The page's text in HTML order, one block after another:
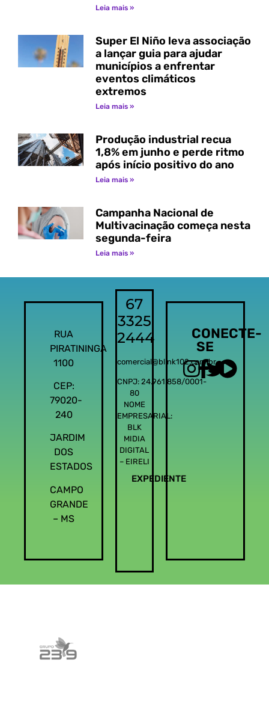
Leia mais »
Super El Niño leva associação
a lançar guia para ajudar
municípios a enfrentar
eventos climáticos
extremos
Leia mais »
Produção industrial recua
1,8% em junho e perde ritmo
após início positivo do ano
Leia mais »
Campanha Nacional de
Multivacinação começa nesta
segunda-feira
Leia mais »
RUA
PIRATININGA
1100
CEP:
79020-
240
JARDIM
DOS
ESTADOS
CAMPO
GRANDE
– MS
67
3325
2444
comercial@blink102.com.br
CNPJ: 24.961.858/0001-
80
NOME
EMPRESARIAL:
BLK
MIDIA
DIGITAL
– EIRELI
EXPEDIENTE
CONECTE-
SE